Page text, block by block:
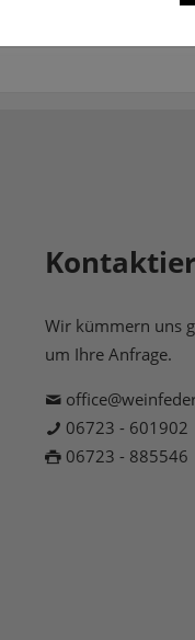
Wir kümmern uns
um Ihre Anfrage.
06723 - 601902
06723 - 885546